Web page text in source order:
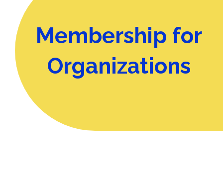
Membership for
Organizations